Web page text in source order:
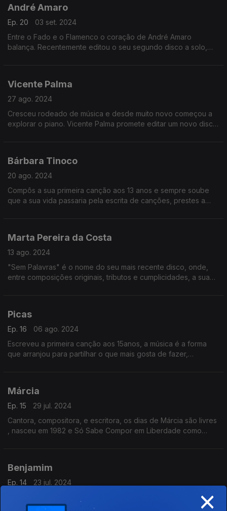
André Amaro
Ep. 20
03 set. 2024
Entre o Fado e o Flamenco o coração de André Amaro
balança. Recentemente editou o seu segundo disco a solo,
Vicente Palma
27 ago. 2024
Cresceu rodeado de música e desde muito novo começou a
explorar o piano. Vicente Palma promete editar um novo disco
Bárbara Tinoco
20 ago. 2024
Compôs a sua primeira canção aos 13 anos e sempre soube
que a sua vida passaria pela escrita de canções, prestes a
Marta Pereira da Costa
13 ago. 2024
"Sem Palavras" é o nome do seu mais recente disco, onde,
entre composições originais, tributos e cumplicidades, a sua
Picas
Ep. 16
06 ago. 2024
Escreveu a primeira canção aos 15anos, a música é a forma
que arranjou para partilhar o que mais gosta de fazer,
Márcia
Ep. 15
29 jul. 2024
Cantora, compositora, e escritora, os dias de Márcia são livres
, nasceu em 1982 e Só Sabe Compor em Liberdade como
Benjamim
Ep. 14
23 jul. 2024
Inglaterra, editou recentemente o disco "Berlengas". Muito
×